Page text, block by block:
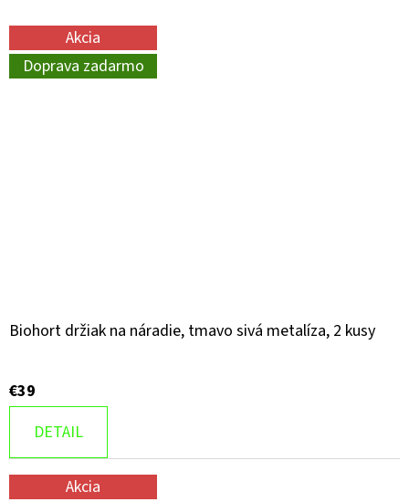
Akcia
Doprava zadarmo
Biohort držiak na náradie, tmavo sivá metalíza, 2 kusy
€39
DETAIL
Akcia